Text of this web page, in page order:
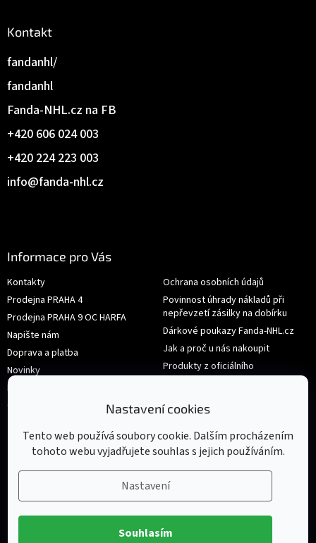
Nastavení cookies
Tento web používá soubory cookie. Dalším procházením
tohoto webu vyjadřujete souhlas s jejich používáním.
Nastavení
Souhlasím
Kontakt
info@fanda-nhl.cz
+420 224 223 003
+420 606 024 003
Fanda-NHL.cz na FB
fandanhl
fandanhl/
Informace pro Vás
Kontakty
Prodejna PRAHA 4
Prodejna PRAHA 9 OC HARFA
Napište nám
Doprava a platba
Novinky
Hodnocení obchodu
Obchodní podmínky
Ochrana osobních údajů
Povinnost úhrady nákladů při
nepřevzetí zásilky na dobírku
Dárkové poukazy Fanda-NHL.cz
Jak a proč u nás nakoupit
Produkty z oficiálního
shop.nhl.com
Výměna nebo vrácení zboží